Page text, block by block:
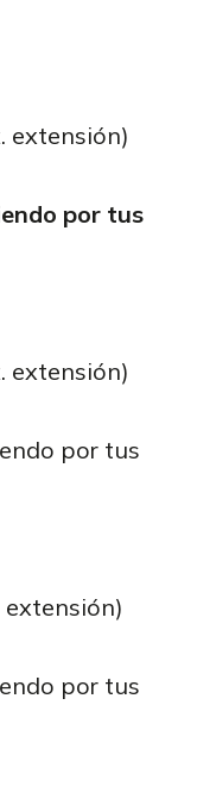
extensión)
por tus
extensión)
por tus
por tus